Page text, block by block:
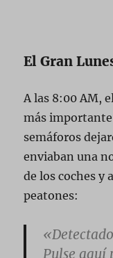
El Gran
A las 8:00 AM,
más
semáforos
enviaban una
de los coches y
peatones:
Pulse aquí